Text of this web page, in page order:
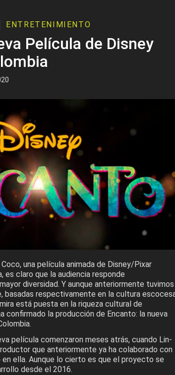
ENTRETENIMIENTO
Película de Disney
una película animada de Disney/Pixar
es claro que la audiencia responde
diversidad. Y aunque anteriormente tuvimos
basadas respectivamente en la cultura
está puesta en la riqueza cultural de
confirmado la producción de Encanto: la nueva
película comenzaron meses atrás, cuando Lin-
que anteriormente ya ha colaborado con
ella. Aunque lo cierto es que el proyecto se
desde el 2016.